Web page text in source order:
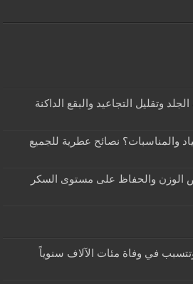
وتقليل التجاعيد والبقع الداكنة
والمناسبات؟ نصائح عطرية للجميع
الوزن والحفاظ على مستوى السكر
في وفاة مئات الآلاف سنوياً